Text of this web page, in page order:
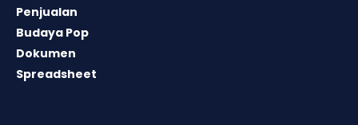
Penjualan
Budaya Pop
Dokumen
Spreadsheet